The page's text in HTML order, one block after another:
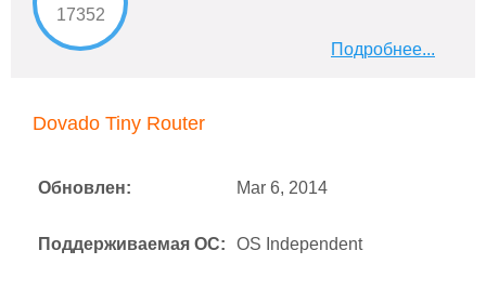
17352
Подробнее...
Dovado Tiny Router
Обновлен: Mar 6, 2014
Поддерживаемая ОС: OS Independent